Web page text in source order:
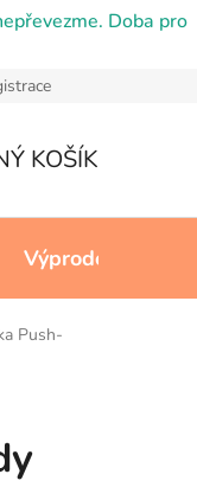
Doba pro
řád
KOŠÍK
Výprodej
Push-